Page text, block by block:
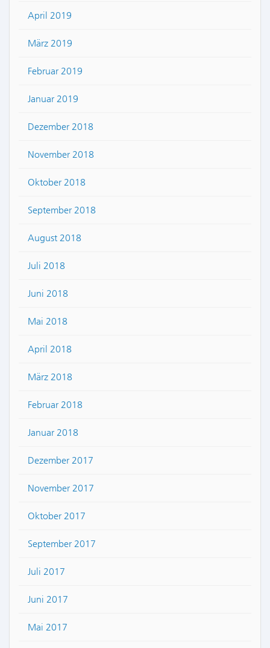
April 2019
März 2019
Februar 2019
Januar 2019
Dezember 2018
November 2018
Oktober 2018
September 2018
August 2018
Juli 2018
Juni 2018
Mai 2018
April 2018
März 2018
Februar 2018
Januar 2018
Dezember 2017
November 2017
Oktober 2017
September 2017
Juli 2017
Juni 2017
Mai 2017